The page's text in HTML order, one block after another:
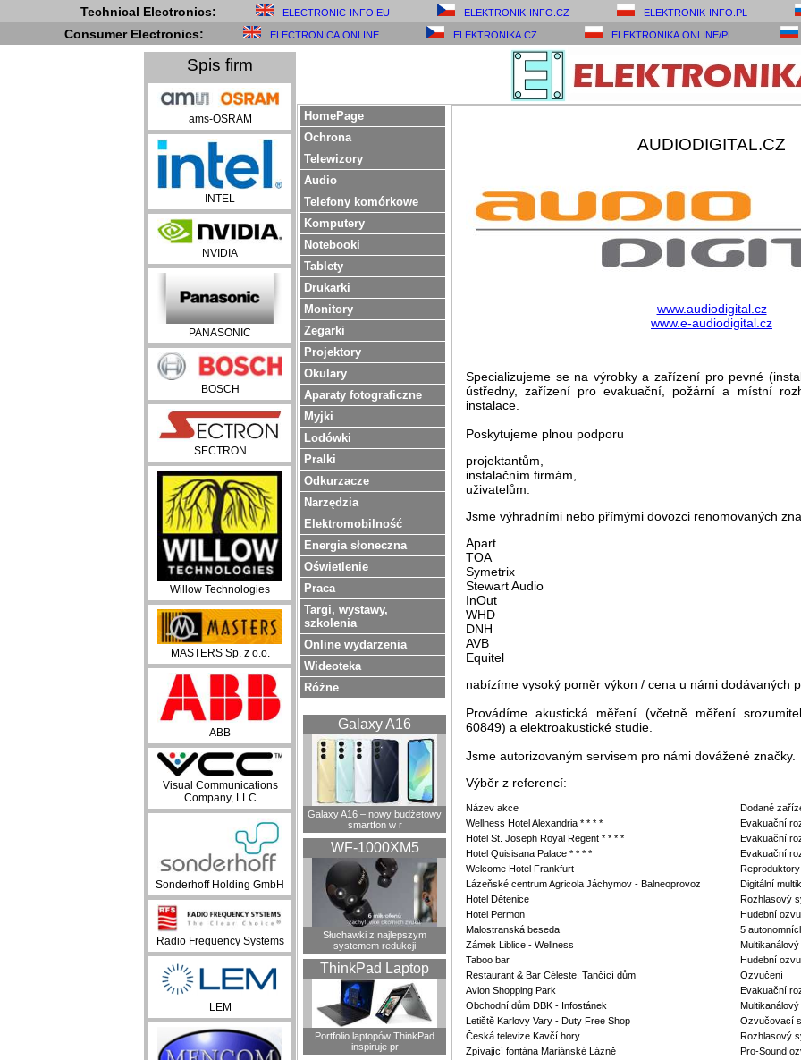
Technical Electronics: ELECTRONIC-INFO.EU ELEKTRONIK-INFO.CZ ELEKTRONIK-INFO.PL
Consumer Electronics: ELECTRONICA.ONLINE ELEKTRONIKA.CZ ELEKTRONIKA.ONLINE/PL
Spis firm
ams-OSRAM
INTEL
NVIDIA
PANASONIC
BOSCH
SECTRON
Willow Technologies
MASTERS Sp. z o.o.
ABB
Visual Communications
Company, LLC
Sonderhoff Holding GmbH
Radio Frequency Systems
LEM
HomePage
Ochrona
Telewizory
Audio
Telefony komórkowe
Komputery
Notebooki
Tablety
Drukarki
Monitory
Zegarki
Projektory
Okulary
Aparaty fotograficzne
Myjki
Lodówki
Pralki
Odkurzacze
Narzędzia
Elektromobilność
Energia słoneczna
Oświetlenie
Praca
Targi, wystawy,
szkolenia
Online wydarzenia
Wideoteka
Różne
Galaxy A16
Galaxy A16 – nowy budżetowy
smartfon w r
WF-1000XM5
Słuchawki z najlepszym
systemem redukcji
ThinkPad Laptop
Portfolio laptopów ThinkPad
inspiruje pr
AUDIODIGITAL.CZ
www.audiodigital.cz
www.e-audiodigital.cz
Specializujeme se na výrobky a zařízení pro pevné
ústředny, zařízení pro evakuační, požární a místní
instalace.
Poskytujeme plnou podporu
projektantům,
instalačním firmám,
uživatelům.
Jsme výhradními nebo přímými dovozci renomovaných
Apart
TOA
Symetrix
Stewart Audio
InOut
WHD
DNH
AVB
Equitel
nabízíme vysoký poměr výkon / cena u námi dodávaných
Provádíme akustická měření (včetně měření
60849) a elektroakustické studie.
Jsme autorizovaným servisem pro námi dovážené značky.
Výběr z referencí:
Název akce
Dodané
Wellness Hotel Alexandria * * * *
Evakuační
Hotel St. Joseph Royal Regent * * * *
Evakuační
Hotel Quisisana Palace * * * *
Evakuační
Welcome Hotel Frankfurt
Reproduktory
Lázeňské centrum Agricola Jáchymov - Balneoprovoz
Digitální
Hotel Dětenice
Rozhlasový
Hotel Permon
Hudební
Malostranská beseda
5
Zámek Liblice - Wellness
Taboo bar
Hudební
Restaurant & Bar Céleste, Tančící dům
Ozvučení
Avion Shopping Park
Evakuační
Obchodní dům DBK - Infostánek
Letiště Karlovy Vary - Duty Free Shop
Ozvučovací
Česká televize Kavčí hory
Rozhlasový
Zpívající fontána Mariánské Lázně
Pro-Sound